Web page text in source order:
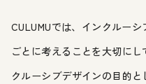
CULUMUでは、インクルー
ごとに考えることを大切に
クルーシブデザインの目的